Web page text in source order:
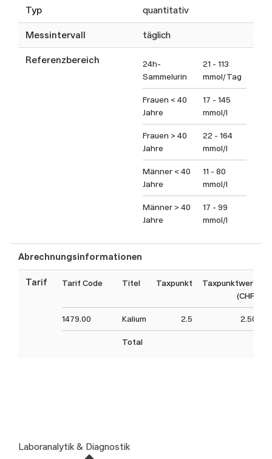
Typ quantitativ
Messintervall täglich
Referenzbereich
24h-
Sammelurin
21 - 113
mmol/Tag
Frauen < 40
Jahre
17 - 145
mmol/l
Frauen > 40
Jahre
22 - 164
mmol/l
Männer < 40
Jahre
11 - 80
mmol/l
Männer > 40
Jahre
17 - 99
mmol/l
Abrechnungsinformationen
Tarif Tarif Code Titel Taxpunkt
Taxpunktwert
(CHF)
1479.00 Kalium 2.5 2.50
Total
Laboranalytik & Diagnostik